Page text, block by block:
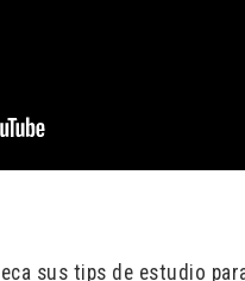
sus tips de estudio